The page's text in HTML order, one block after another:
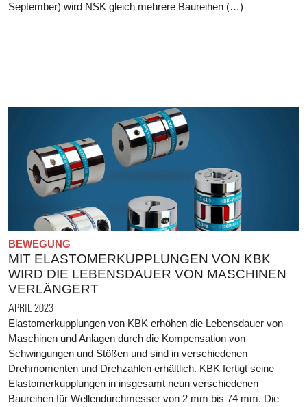
September) wird NSK gleich mehrere Baureihen (…)
BEWEGUNG
MIT ELASTOMERKUPPLUNGEN VON KBK
WIRD DIE LEBENSDAUER VON MASCHINEN
VERLÄNGERT
APRIL 2023
Elastomerkupplungen von KBK erhöhen die Lebensdauer von
Maschinen und Anlagen durch die Kompensation von
Schwingungen und Stößen und sind in verschiedenen
Drehmomenten und Drehzahlen erhältlich. KBK fertigt seine
Elastomerkupplungen in insgesamt neun verschiedenen
Baureihen für Wellendurchmesser von 2 mm bis 74 mm. Die